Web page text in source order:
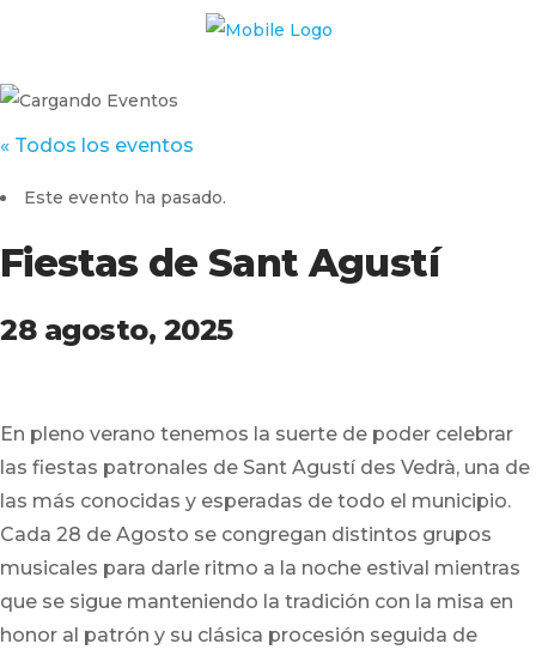
« Todos los eventos
Este evento ha pasado.
Fiestas de Sant Agustí
28 agosto, 2025
En pleno verano tenemos la suerte de poder celebrar
las fiestas patronales de Sant Agustí des Vedrà, una de
las más conocidas y esperadas de todo el municipio.
Cada 28 de Agosto se congregan distintos grupos
musicales para darle ritmo a la noche estival mientras
que se sigue manteniendo la tradición con la misa en
honor al patrón y su clásica procesión seguida de